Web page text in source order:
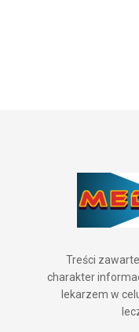
Treści
charakter
lekarzem w